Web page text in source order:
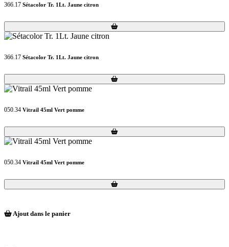
366.17 Sétacolor Tr. 1Lt. Jaune citron
Loading...
Loading...
366.17 Sétacolor Tr. 1Lt. Jaune citron
Loading...
Loading...
050.34 Vitrail 45ml Vert pomme
Loading...
Loading...
050.34 Vitrail 45ml Vert pomme
Loading...
Loading...
Ajout dans le panier